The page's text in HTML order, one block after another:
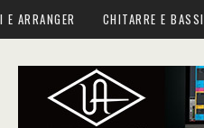
ARRANGER CHITARRE E BASSI